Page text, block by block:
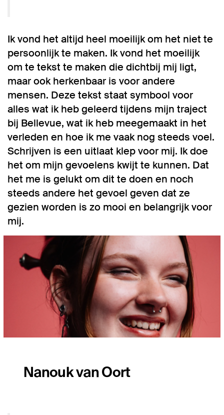
Ik vond het altijd heel moeilijk om het niet te
persoonlijk te maken. Ik vond het moeilijk
om te tekst te maken die dichtbij mij ligt,
maar ook herkenbaar is voor andere
mensen. Deze tekst staat symbool voor
alles wat ik heb geleerd tijdens mijn traject
bij Bellevue, wat ik heb meegemaakt in het
verleden en hoe ik me vaak nog steeds voel.
Schrijven is een uitlaat klep voor mij. Ik doe
het om mijn gevoelens kwijt te kunnen. Dat
het me is gelukt om dit te doen en noch
steeds andere het gevoel geven dat ze
gezien worden is zo mooi en belangrijk voor
mij.
Nanouk van Oort